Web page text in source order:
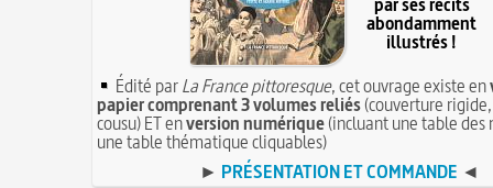
abondamment
illustrés !
Édité parLa France pittoresque, cet ouvrage existe en
papier comprenant 3 volumes reliés(couverture
cousu) ET enversion numérique(incluant une table des
une table thématique cliquables)
► PRÉSENTATION ET COMMANDE ◄